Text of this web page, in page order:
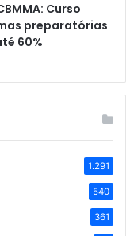
Curso
preparatórias
60%
1.291
540
361